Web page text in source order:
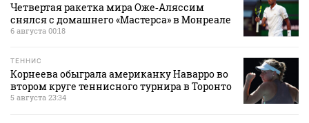
Четвертая ракетка мира Оже‑Аляссим
снялся с домашнего «Мастерса» в Монреале
6 августа 00:18
ТЕННИС
Корнеева обыграла американку Наварро во
втором круге теннисного турнира в Торонто
5 августа 23:34